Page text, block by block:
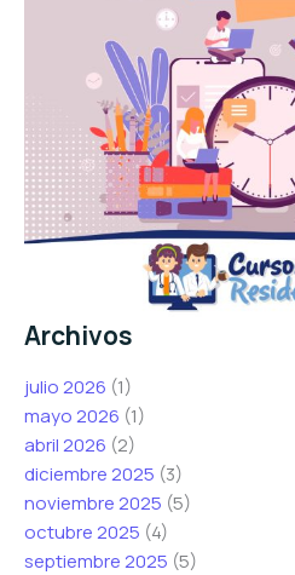
Archivos
julio 2026 (1)
mayo 2026 (1)
abril 2026 (2)
diciembre 2025 (3)
noviembre 2025 (5)
octubre 2025 (4)
septiembre 2025 (5)